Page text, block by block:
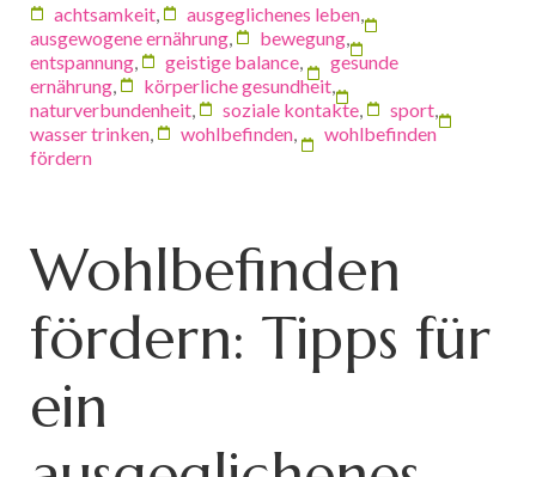
achtsamkeit
ausgeglichenes leben
ausgewogene ernährung
bewegung
entspannung
geistige balance
gesunde
ernährung
körperliche gesundheit
naturverbundenheit
soziale kontakte sport
wasser trinken
wohlbefinden
wohlbefinden
fördern
Wohlbefinden
fördern: Tipps für
ein